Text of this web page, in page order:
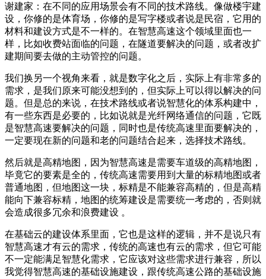
谢建家：在不同的应用场景会有不同的技术路线。像做楼宇建
设，你修的是体育场，你修的是写字楼或者说是民宿，它用的
材料和建设方式是不一样的。在智慧高速这个领域里面也一
样，比如收费站面临的问题，在隧道要解决的问题，或者改扩
建期间要去做的主动管控的问题。
我们换另一个视角来看，就是数字化之后，实际上有非常多的
需求，是我们原来可能没想到的，但实际上可以得以解决的问
题。但是总的来说，在技术路线或者说智慧化的体系构建中，
有一些东西是必要的，比如说就是光纤网络通信的问题，它既
是智慧高速要解决的问题，同时也是传统高速里面要解决的，
一定要现在新的问题和老的问题结合起来，选择技术路线。
然后就是高精地图，因为智慧高速是需要车道级的高精地图，
毕竟它的要素是全的，传统高速需要用到大量的标精地图或者
普通地图，但地图这一块，标精是不能兼容高精的，但是高精
能向下兼容标精，地图的统筹建设是需要统一考虑的，否则就
会造成很多冗余和浪费建设 。
在基础云的建设体系里面，它也是这样的逻辑，并不是说只有
智慧高速才有云的需求，传统的高速也有云的需求，但它可能
不一定能满足智慧化需求，它应该对这些需求进行兼容，所以
我觉得智慧高速的基础设施建设，跟传统高速公路的基础设施